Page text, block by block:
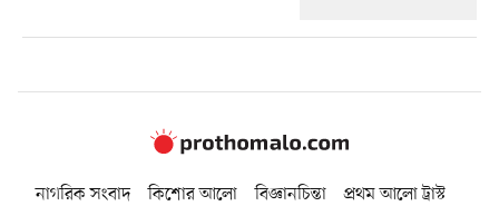
নাগরিক সংবাদ কিশোর আলো বিজ্ঞানচিন্তা
প্রথম আলো ট্রাস্ট